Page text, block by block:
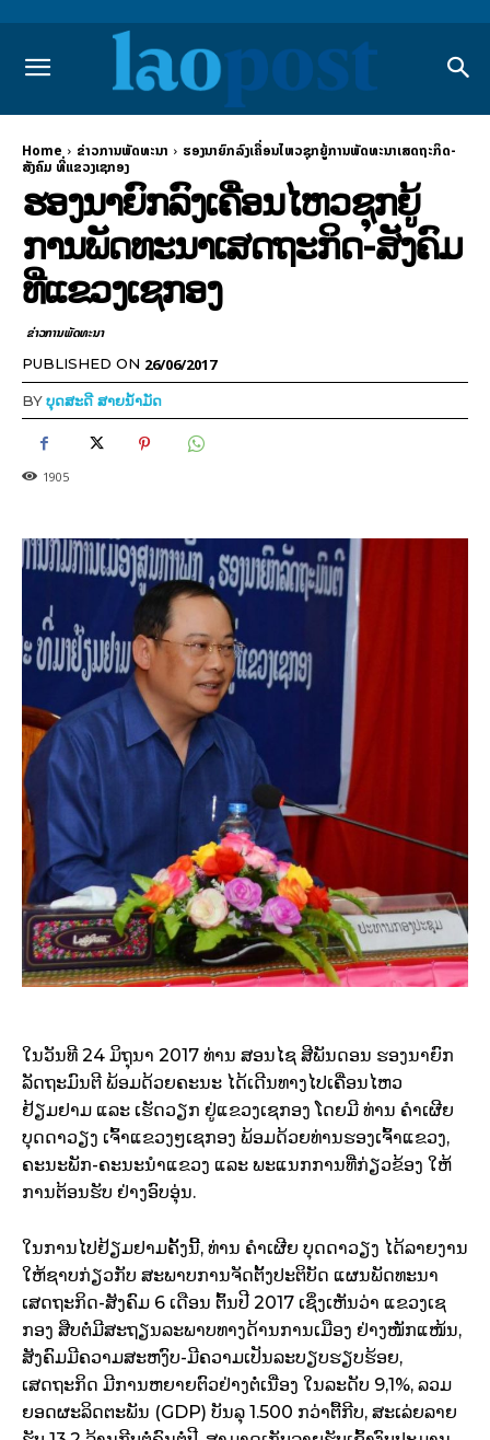
Home ຂ່າວການພັດທະນາ
ຮອງ​ນາຍົກລົງເຄື່ອນໄຫວຊຸກຍູ້​ການ​ພັດທະນາ​ເສດຖະກິດ-
ສັງຄົມ ທີ່​ແຂວງ​ເຊ​ກອງ
ຮອງ​ນາຍົກລົງເຄື່ອນໄຫວຊຸກຍູ້​
ການ​ພັດທະນາ​ເສດຖະກິດ-ສັງຄົມ
ທີ່​ແຂວງ​ເຊ​ກອງ
ຂ່າວການພັດທະນາ
PUBLISHED ON 26/06/2017
BYບຸດສະດີ ສາຍນ້ຳມັດ
1905
ໃນ​ວັນ​ທີ 24 ມິຖຸນາ 2017 ທ່ານ ສອນ​​ໄຊ ສີ​ພັນ​ດອນ ຮອງ​ນາຍົກ
ລັດຖະມົນຕີ ພ້ອມ​ດ້ວຍ​ຄະນະ ​ໄດ້​ເດີນທາງ​ໄປ​ເຄື່ອນ​ໄຫວ​
ຢ້ຽມຢາມ ​ແລະ ​ເຮັດ​ວຽກ ຢູ່​ແຂວງ​ເຊ​ກອງ ​ໂດຍມີ ທ່ານ ຄຳເຜີຍ
ບຸດດາວຽງ ເຈົ້າແຂວງໆເຊກອງ ພ້ອມດ້ວຍທ່ານຮອງເຈົ້າແຂວງ,
ຄະນະພັກ-ຄະນະນຳແຂວງ ແລະ ພະແນກການທີ່ກ່ຽວຂ້ອງ ໃຫ້
ການຕ້ອນຮັບ ຢ່າງອົບອຸ່ນ.
​ໃນການໄປຢ້ຽມຢາມຄັ້ງນີ້, ທ່ານ ຄຳເຜີຍ ບຸດດາວຽງ ​ໄດ້​ລາຍ​ງານ​
ໃຫ້​ຊາບ​ກ່ຽວກັບ ສະພາບ​ການຈັດຕັ້ງປະຕິບັດ ​ແຜນ​ພັດທະນາ​
ເສດຖະກິດ-ສັງຄົມ 6 ​ເດືອນ ຕົ້ນປີ 2017 ​ເຊິ່ງ​ເຫັນ​ວ່າ ​ແຂວງ​ເຊ​
ກອງ ສືບຕໍ່ມີ​ສະຖຽນລະ​ພາບ​ທາງ​ດ້ານ​ການ​ເມືອງ​ ຢ່າງໜັກ​ແໜ້ນ,
ສັງຄົມມີຄວາມສະຫງົບ-ມີຄວາມເປັນລະບຽບຮຽບຮ້ອຍ,
ເສດຖະກິດ ມີການຫຍາຍຕົວຢ່າງຕໍ່ເນື່ອງ ໃນລະດັບ 9,1%, ລວມ
ຍອດຜະລິດຕະພັນ (GDP) ບັນລຸ 1.500 ກວ່າ​ຕື້ກີບ, ສະ​ເລ່ຍລາຍ​